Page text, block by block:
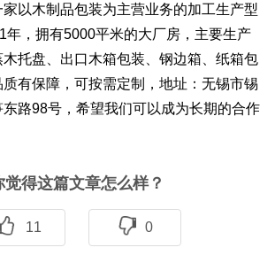
家以木制品包装为主营业务的加工生产型
年，拥有5000平米的大厂房，主要生产
木托盘、 出口木箱包装 、钢边箱、纸箱包
有保障，可按需定制，地址：无锡市锡
东路98号，希望我们可以成为长期的合作
觉得这篇文章怎么样？
11 0